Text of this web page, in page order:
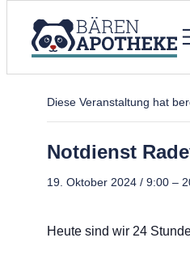
« Alle Veranstaltungen
Diese Veranstaltung hat
Notdienst
19. Oktober 2024 / 9:00 –
Heute sind wir 24